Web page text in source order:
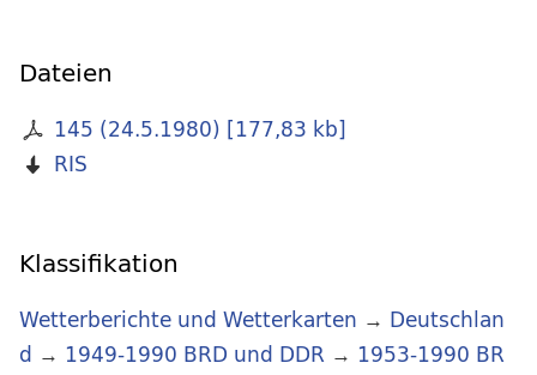
Dateien
145 (24.5.1980) [177,83 kb]
RIS
Klassifikation
Wetterberichte und Wetterkarten → Deutschlan
d → 1949-1990 BRD und DDR → 1953-1990 BR